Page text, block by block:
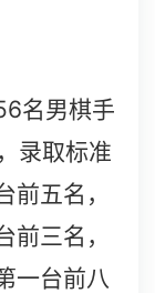
名男棋手
录取标准
五名，
前三名，
一台前八